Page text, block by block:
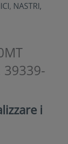
, NASTRI,
i